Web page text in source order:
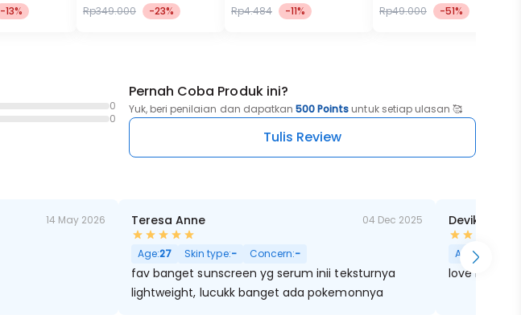
-13% Rp349.000 -23% Rp4.484 -11% Rp49.000 -51%
0
0
Pernah Coba Produk ini?
Yuk, beri penilaian dan dapatkan 500 Points untuk setiap ulasan 🥰
Tulis Review
14 May 2026 Teresa Anne 04 Dec 2025
Age:27 Skin type:- Concern:-
fav banget sunscreen yg serum inii teksturnya
lightweight, lucukk banget ada pokemonnya
Devika Irda
Age:30
love itt